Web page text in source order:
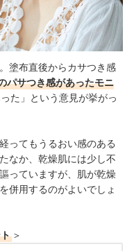
塗布直後からカサつき感
パサつき感があったモニ
た」という意見が挙がっ
ってもうるおい感のある
なか、乾燥肌には少し不
っていますが、肌が乾燥
併用するのがよいでしょ
＞